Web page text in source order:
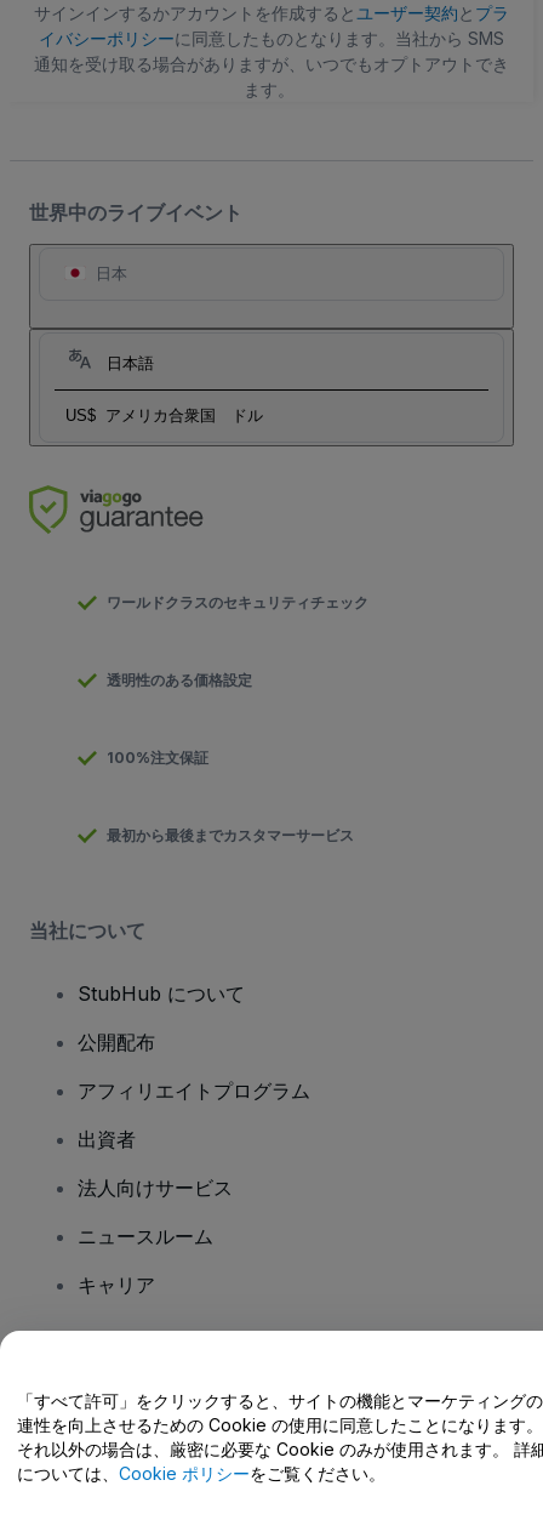
ス
サインインするかアカウントを作成すると ユーザー契約と プラ
イバシーポリシーに同意したものとなります。当社から SMS
通知を受け取る場合がありますが、いつでもオプトアウトでき
ます。
世界中のライブイベント
日本
日本語
US$ アメリカ合衆国 ドル
ワールドクラスのセキュリティチェック
透明性のある価格設定
100%注文保証
最初から最後までカスタマーサービス
当社について
StubHub について
公開配布
アフィリエイトプログラム
出資者
法人向けサービス
ニュースルーム
キャリア
ヘルプセンター / こちらまでご連絡下さい
「すべて許可」をクリックすると、サイトの機能とマーケティング
連性を向上させるための Cookie の使用に同意したことになります。
それ以外の場合は、厳密に必要な Cookie のみが使用されます。 詳
については、 Cookie ポリシーをご覧ください。